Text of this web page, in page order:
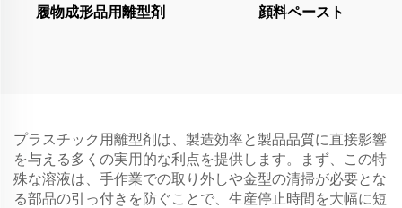
履物成形品用離型剤 顔料ペースト
プラスチック用離型剤は、製造効率と製品品質に直接影響
を与える多くの実用的な利点を提供します。まず、この特
殊な溶液は、手作業での取り外しや金型の清掃が必要とな
る部品の引っ付きを防ぐことで、生産停止時間を大幅に短